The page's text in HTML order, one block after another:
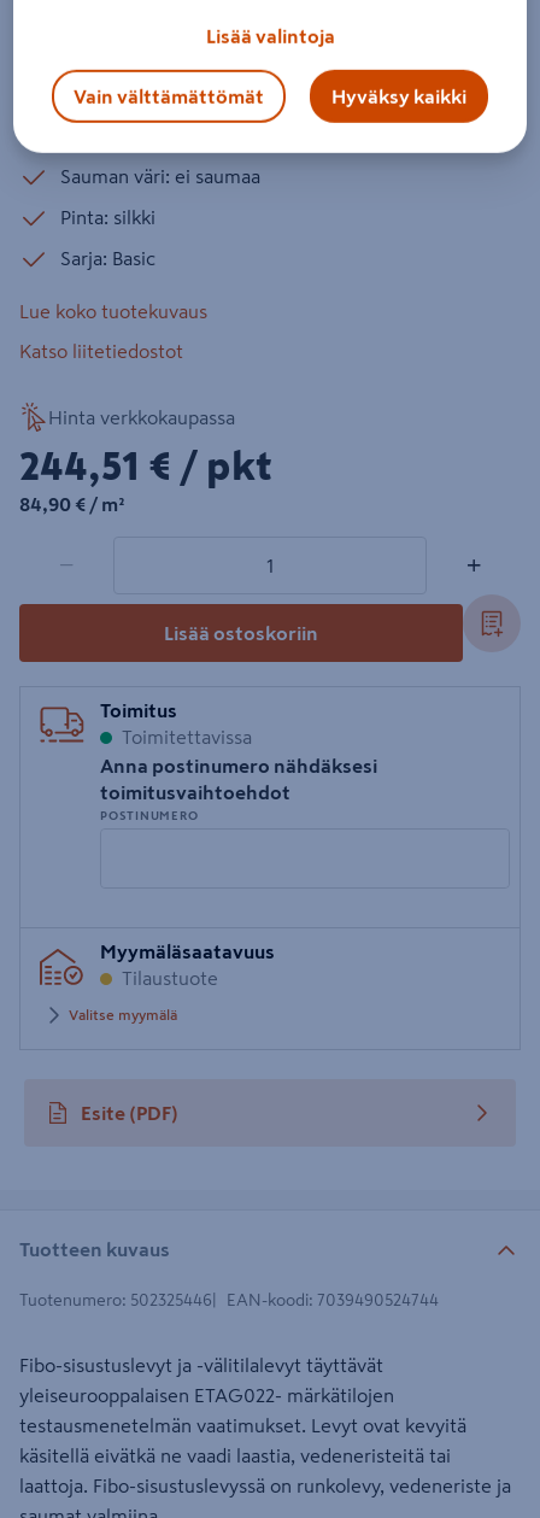
seinät kuin keraamisilla laatoilla. Levyt ovat kahden levyn
pakkauksissa. Levyn hyötymitta on 60 x 240 cm. PEFC.
Sauman väri: ei saumaa
Pinta: silkki
Sarja: Basic
Lue koko tuotekuvaus
Katso liitetiedostot
Hinta verkkokaupassa
244,51€/pkt
244,51 € / pkt
84,90€/m²
84,90 € / m²
− +
Lisää ostoskoriin
Toimitus
Toimitettavissa
Anna postinumero nähdäksesi
toimitusvaihtoehdot
POSTINUMERO
postinumero
Myymäläsaatavuus
Tilaustuote
Valitse myymälä
Esite (PDF)
avautuu uuteen välilehteen
Tuotteen kuvaus
Tuotenumero: 502325446 EAN-koodi: 7039490524744
Fibo-sisustuslevyt ja -välitilalevyt täyttävät
yleiseurooppalaisen ETAG022- märkätilojen
testausmenetelmän vaatimukset. Levyt ovat kevyitä
käsitellä eivätkä ne vaadi laastia, vedeneristeitä tai
laattoja. Fibo-sisustuslevyssä on runkolevy, vedeneriste ja
Lisää valintoja
Vain välttämättömät Hyväksy kaikki